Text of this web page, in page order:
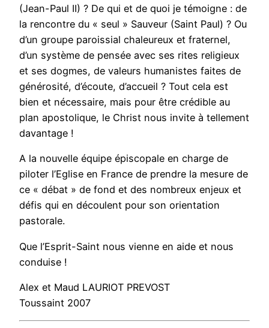
(Jean-Paul II) ? De qui et de quoi je témoigne : de
la rencontre du « seul » Sauveur (Saint Paul) ? Ou
d’un groupe paroissial chaleureux et fraternel,
d’un système de pensée avec ses rites religieux
et ses dogmes, de valeurs humanistes faites de
générosité, d’écoute, d’accueil ? Tout cela est
bien et nécessaire, mais pour être crédible au
plan apostolique, le Christ nous invite à tellement
davantage !
A la nouvelle équipe épiscopale en charge de
piloter l’Eglise en France de prendre la mesure de
ce « débat » de fond et des nombreux enjeux et
défis qui en découlent pour son orientation
pastorale.
Que l’Esprit-Saint nous vienne en aide et nous
conduise !
Alex et Maud LAURIOT PREVOST
Toussaint 2007